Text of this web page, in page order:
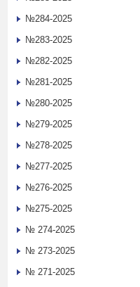
№284-2025
№283-2025
№282-2025
№281-2025
№280-2025
№279-2025
№278-2025
№277-2025
№276-2025
№275-2025
№ 274-2025
№ 273-2025
№ 271-2025